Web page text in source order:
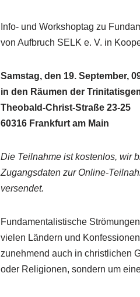
Info- und Workshoptag zu
von Aufbruch SELK e. V. in
Samstag, den 19. September,
in den Räumen der
Theobald-Christ-Straße 23-25
60316 Frankfurt am Main
Die Teilnahme ist kostenlos, wir
Zugangsdaten zur Online-
versendet.
Fundamentalistische
vielen Ländern und
zunehmend auch in christlichen
oder Religionen, sondern um